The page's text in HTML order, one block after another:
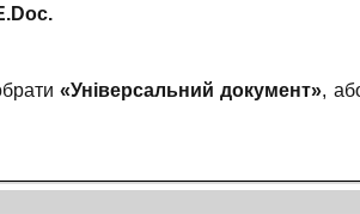
«Універсальний документ»,